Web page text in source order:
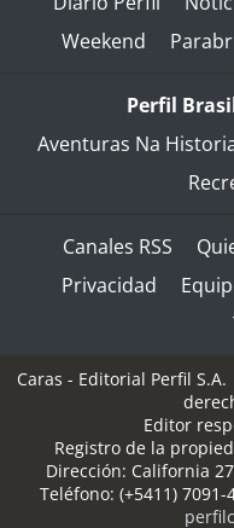
Weekend
Perfil
Aventuras Na
Canales RSS
Privacidad
Caras - Editorial Perfil S.A.
Editor
Registro de la
Dirección: California
Teléfono: (+5411) 7091-